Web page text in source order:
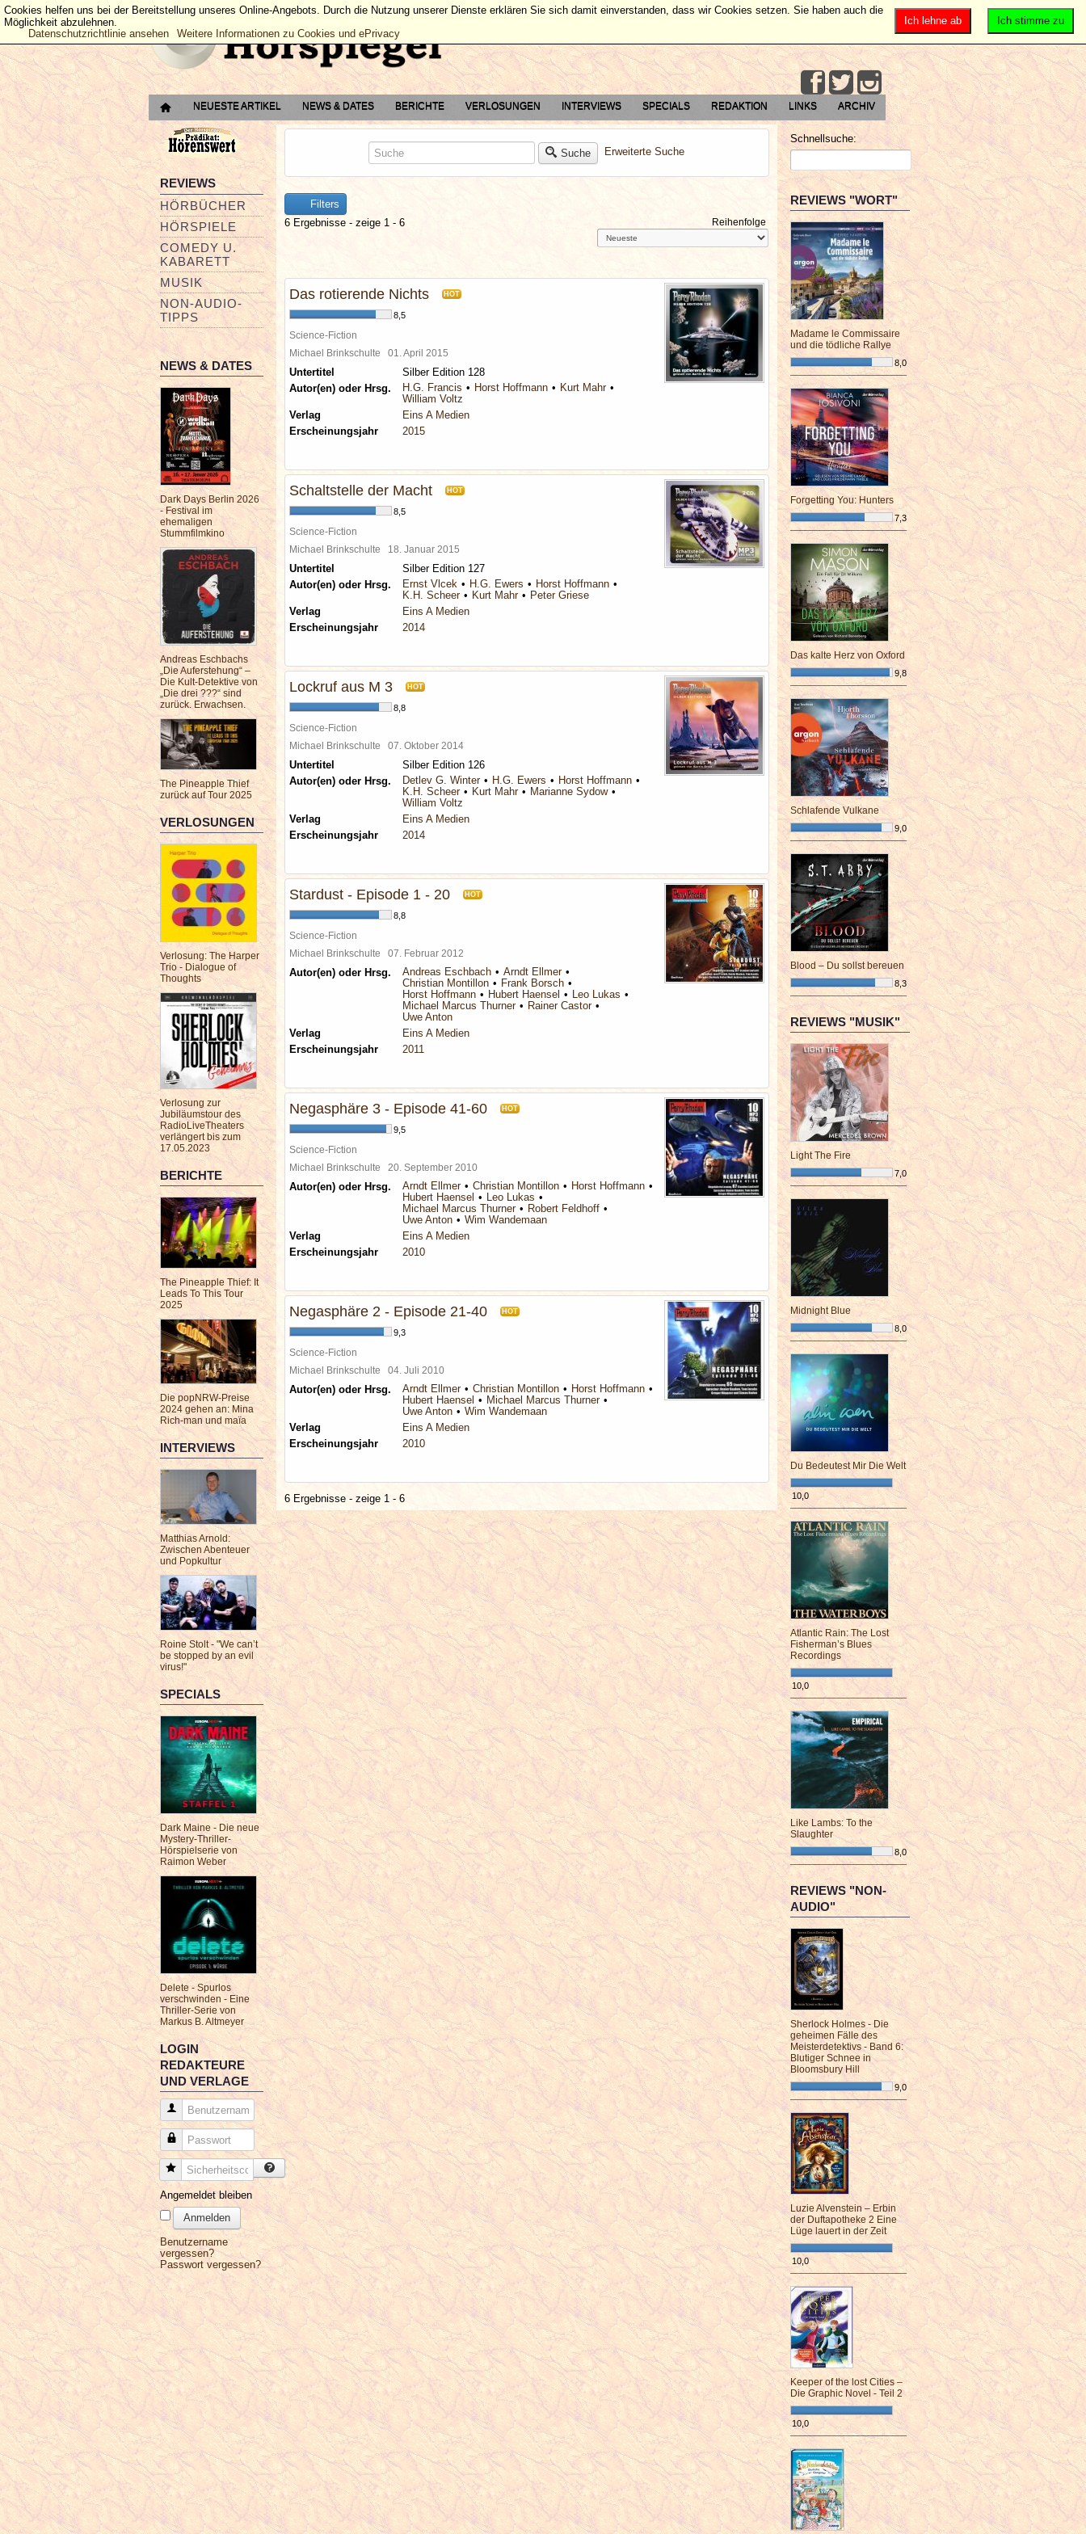
NEUESTE ARTIKEL NEWS & DATES BERICHTE VERLOSUNGEN INTERVIEWS SPECIALS REDAKTION LINKS ARCHIV
REVIEWS
HÖRBÜCHER
HÖRSPIELE
COMEDY U.
KABARETT
MUSIK
NON-AUDIO-
TIPPS
NEWS & DATES
Dark Days Berlin 2026
- Festival im
ehemaligen
Stummfilmkino
Andreas Eschbachs
„Die Auferstehung“ –
Die Kult-Detektive von
„Die drei ???“ sind
zurück. Erwachsen.
The Pineapple Thief
zurück auf Tour 2025
VERLOSUNGEN
Verlosung: The Harper
Trio - Dialogue of
Thoughts
Verlosung zur
Jubiläumstour des
RadioLiveTheaters
verlängert bis zum
17.05.2023
BERICHTE
The Pineapple Thief: It
Leads To This Tour
2025
Die popNRW-Preise
2024 gehen an: Mina
Rich-man und maïa
INTERVIEWS
Matthias Arnold:
Zwischen Abenteuer
und Popkultur
Roine Stolt - "We can’t
be stopped by an evil
virus!"
SPECIALS
Dark Maine - Die neue
Mystery-Thriller-
Hörspielserie von
Raimon Weber
Delete - Spurlos
verschwinden - Eine
Thriller-Serie von
Markus B. Altmeyer
LOGIN
REDAKTEURE
UND VERLAGE
Benutzername
Passwort
Sicherheitscode
Angemeldet bleiben
Anmelden
Benutzername
vergessen?
Passwort vergessen?
Suche Erweiterte Suche
Filters
6 Ergebnisse - zeige 1 - 6
Reihenfolge
Das rotierende Nichts HOT
8,5
Science-Fiction
Michael Brinkschulte 01. April 2015
Untertitel
Silber Edition 128
Autor(en) oder Hrsg.
H.G. Francis Horst Hoffmann
Kurt Mahr
William Voltz
Verlag
Eins A Medien
Erscheinungsjahr
2015
Schaltstelle der Macht HOT
8,5
Science-Fiction
Michael Brinkschulte 18. Januar 2015
Untertitel
Silber Edition 127
Autor(en) oder Hrsg.
Ernst Vlcek H.G. Ewers
Horst Hoffmann
K.H. Scheer
Kurt Mahr
Peter Griese
Verlag
Eins A Medien
Erscheinungsjahr
2014
Lockruf aus M 3 HOT
8,8
Science-Fiction
Michael Brinkschulte 07. Oktober 2014
Untertitel
Silber Edition 126
Autor(en) oder Hrsg.
Detlev G. Winter H.G. Ewers
Horst Hoffmann
K.H. Scheer
Kurt Mahr
Marianne Sydow
William Voltz
Verlag
Eins A Medien
Erscheinungsjahr
2014
Stardust - Episode 1 - 20 HOT
8,8
Science-Fiction
Michael Brinkschulte 07. Februar 2012
Autor(en) oder Hrsg. Andreas Eschbach
Arndt Ellmer
Christian Montillon
Frank Borsch
Horst Hoffmann
Hubert Haensel
Leo Lukas
Michael Marcus Thurner
Rainer Castor
Uwe Anton
Verlag
Eins A Medien
Erscheinungsjahr
2011
Negasphäre 3 - Episode 41-60 HOT
9,5
Science-Fiction
Michael Brinkschulte 20. September 2010
Autor(en) oder Hrsg. Arndt Ellmer Christian Montillon
Horst Hoffmann
Hubert Haensel
Leo Lukas
Michael Marcus Thurner
Robert Feldhoff
Uwe Anton
Wim Wandemaan
Verlag
Eins A Medien
Erscheinungsjahr
2010
Negasphäre 2 - Episode 21-40 HOT
9,3
Science-Fiction
Michael Brinkschulte 04. Juli 2010
Autor(en) oder Hrsg. Arndt Ellmer Christian Montillon
Horst Hoffmann
Hubert Haensel
Michael Marcus Thurner
Uwe Anton
Wim Wandemaan
Verlag
Eins A Medien
Erscheinungsjahr
2010
6 Ergebnisse - zeige 1 - 6
Schnellsuche:
REVIEWS "WORT"
Madame le Commissaire
und die tödliche Rallye
8,0
¯¯¯¯¯¯¯¯¯¯¯¯¯¯¯¯¯¯¯¯¯¯¯¯
Forgetting You: Hunters
7,3
¯¯¯¯¯¯¯¯¯¯¯¯¯¯¯¯¯¯¯¯¯¯¯¯
Das kalte Herz von Oxford
9,8
¯¯¯¯¯¯¯¯¯¯¯¯¯¯¯¯¯¯¯¯¯¯¯¯
Schlafende Vulkane
9,0
¯¯¯¯¯¯¯¯¯¯¯¯¯¯¯¯¯¯¯¯¯¯¯¯
Blood – Du sollst bereuen
8,3
¯¯¯¯¯¯¯¯¯¯¯¯¯¯¯¯¯¯¯¯¯¯¯¯
REVIEWS "MUSIK"
Light The Fire
7,0
¯¯¯¯¯¯¯¯¯¯¯¯¯¯¯¯¯¯¯¯¯¯¯¯
Midnight Blue
8,0
¯¯¯¯¯¯¯¯¯¯¯¯¯¯¯¯¯¯¯¯¯¯¯¯
Du Bedeutest Mir Die Welt
10,0
¯¯¯¯¯¯¯¯¯¯¯¯¯¯¯¯¯¯¯¯¯¯¯¯
Atlantic Rain: The Lost
Fisherman’s Blues
Recordings
10,0
¯¯¯¯¯¯¯¯¯¯¯¯¯¯¯¯¯¯¯¯¯¯¯¯
Like Lambs: To the
Slaughter
8,0
¯¯¯¯¯¯¯¯¯¯¯¯¯¯¯¯¯¯¯¯¯¯¯¯
REVIEWS "NON-
AUDIO"
Sherlock Holmes - Die
geheimen Fälle des
Meisterdetektivs - Band 6:
Blutiger Schnee in
Bloomsbury Hill
9,0
¯¯¯¯¯¯¯¯¯¯¯¯¯¯¯¯¯¯¯¯¯¯¯¯
Luzie Alvenstein – Erbin
der Duftapotheke 2 Eine
Lüge lauert in der Zeit
10,0
¯¯¯¯¯¯¯¯¯¯¯¯¯¯¯¯¯¯¯¯¯¯¯¯
Keeper of the lost Cities –
Die Graphic Novel - Teil 2
10,0
¯¯¯¯¯¯¯¯¯¯¯¯¯¯¯¯¯¯¯¯¯¯¯¯
Ich stimme zu
Ich lehne ab
Cookies helfen uns bei der Bereitstellung unseres Online-Angebots. Durch die Nutzung unserer Dienste erklären Sie sich damit einverstanden, dass wir Cookies setzen. Sie haben auch die
Möglichkeit abzulehnen.
Datenschutzrichtlinie ansehen
Weitere Informationen zu Cookies und ePrivacy